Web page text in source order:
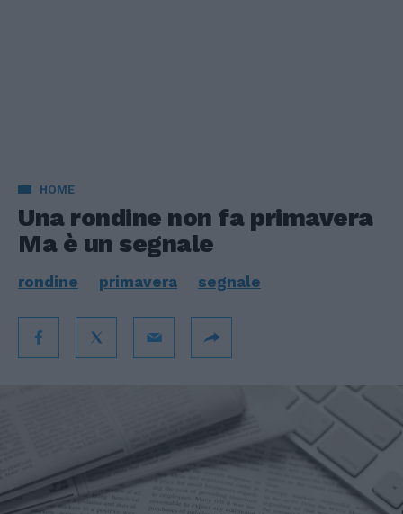
HOME
Una rondine non fa primavera
Ma è un segnale
rondine primavera segnale